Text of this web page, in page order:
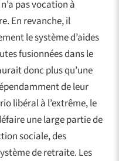
pas vocation à
En revanche, il
le système d’aides
fusionnées dans le
donc plus qu’une
de leur
libéral à l’extrême, le
une large partie de
sociale, des
de retraite. Les